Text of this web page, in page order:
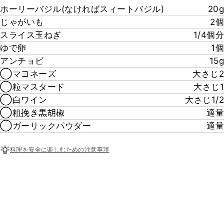
ホーリーバジル(なければスィートバジル)
20g
じゃがいも
2個
スライス玉ねぎ
1/4個分
ゆで卵
1個
アンチョビ
15g
◯マヨネーズ
大さじ2
◯粒マスタード
大さじ1
◯白ワイン
大さじ1/2
◯粗挽き黒胡椒
適量
◯ガーリックパウダー
適量
料理を安全に楽しむための注意事項